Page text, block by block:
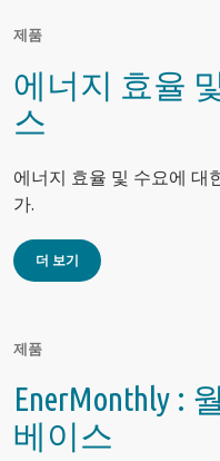
제품
에너지 효율
스
에너지 효율 및 수요에 대
가.
더 보기
제품
EnerMonthly :
베이스